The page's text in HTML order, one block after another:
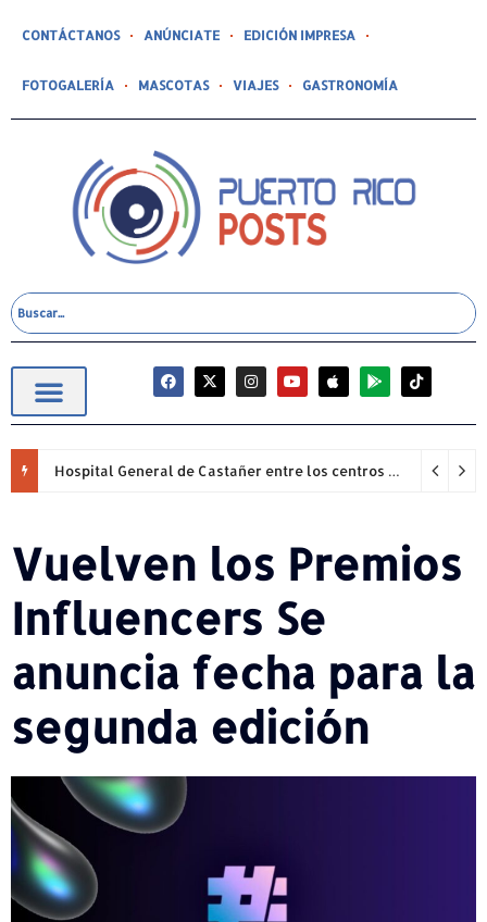
CONTÁCTANOS ANÚNCIATE EDICIÓN IMPRESA
FOTOGALERÍA MASCOTAS VIAJES GASTRONOMÍA
Hospital General de Castañer entre los centros de salud comunitarios con mejor desempeño clínico de Estados Unidos
Vuelven los Premios
Influencers Se
anuncia fecha para la
segunda edición